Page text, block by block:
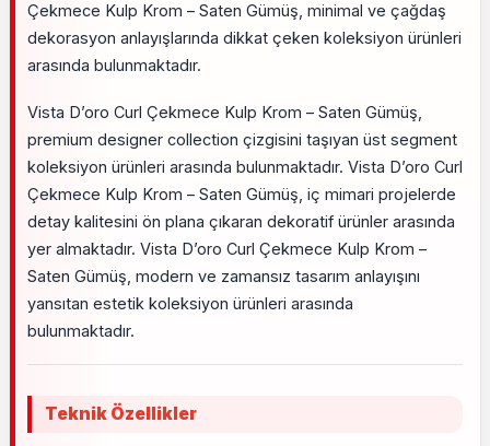
Çekmece Kulp Krom – Saten Gümüş, minimal ve çağdaş
dekorasyon anlayışlarında dikkat çeken koleksiyon ürünleri
arasında bulunmaktadır.
Vista D’oro Curl Çekmece Kulp Krom – Saten Gümüş,
premium designer collection çizgisini taşıyan üst segment
koleksiyon ürünleri arasında bulunmaktadır. Vista D’oro Curl
Çekmece Kulp Krom – Saten Gümüş, iç mimari projelerde
detay kalitesini ön plana çıkaran dekoratif ürünler arasında
yer almaktadır. Vista D’oro Curl Çekmece Kulp Krom –
Saten Gümüş, modern ve zamansız tasarım anlayışını
yansıtan estetik koleksiyon ürünleri arasında
bulunmaktadır.
Teknik Özellikler